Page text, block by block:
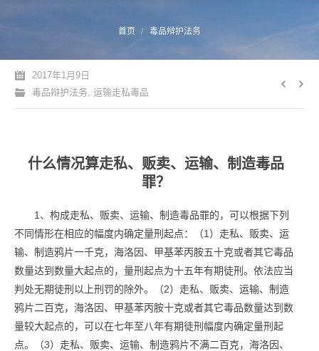
首页 毒品辩护法务
2017年1月9日
毒品辩护法务, 运输走私毒品
什么情况算走私、贩卖、运输、制造毒品
罪？
1、构成走私、贩卖、运输、制造毒品罪的，可以根据下列
不同情形在相应的幅度内确定量刑起点：（1）走私、贩卖、运
输、制造鸦片一千克，海洛因、甲基苯丙胺五十克或者其它毒品
数量达到数量大起点的，量刑起点为十五年有期徒刑。依法应当
判处无期徒刑以上刑罚的除外。（2）走私、贩卖、运输、制造
鸦片二百克，海洛因、甲基苯丙胺十克或者其它毒品数量达到数
量较大起点的，可以在七年至八年有期徒刑幅度内确定量刑起
点。（3）走私、贩卖、运输、制造鸦片不满二百克，海洛因、